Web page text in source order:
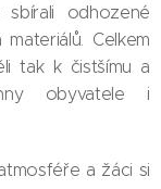
odhozené
Celkem
tak k čistšímu a
obyvatele i
a žáci si